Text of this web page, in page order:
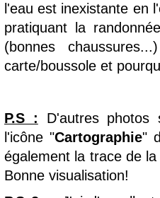
l'eau est inexistante en
pratiquant la
(bonnes
carte/boussole et
P.S : D'autres photos
l'icône "Cartographie"
également la trace de
Bonne visualisation!